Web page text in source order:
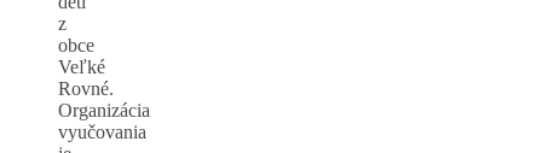
z
obce
Veľké
Rovné.
Organizácia
vyučovania